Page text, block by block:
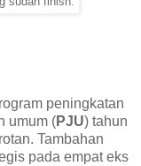
peningkatan
umum (PJU) tahun
Tambahan
pada empat eks